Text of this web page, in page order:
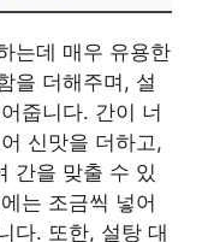
는데 매우 유용한
을 더해주며, 설
줍니다. 간이 너
신맛을 더하고,
간을 맞출 수 있
는 조금씩 넣어
다. 또한, 설탕 대